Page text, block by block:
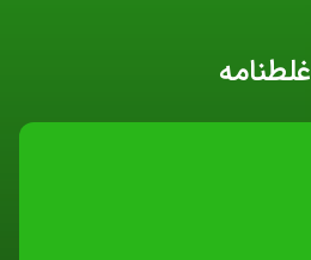
غلطنامه